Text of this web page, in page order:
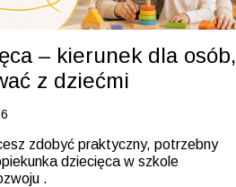
– kierunek dla osób,
z dziećmi
zdobyć praktyczny, potrzebny
dziecięca w szkole
.